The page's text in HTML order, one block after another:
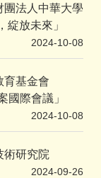
團法人中華大學
綻放未來」
2024-10-08
育基金會
國際會議」
2024-10-08
術研究院
2024-09-26